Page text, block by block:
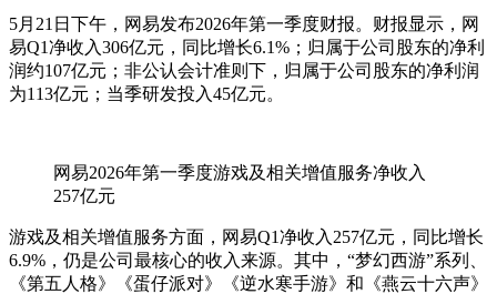
5月21日下午，网易发布2026年第一季度财报。财报显示，网
易Q1净收入306亿元，同比增长6.1%；归属于公司股东的净利
润约107亿元；非公认会计准则下，归属于公司股东的净利润
为113亿元；当季研发投入45亿元。
网易2026年第一季度游戏及相关增值服务净收入
257亿元
游戏及相关增值服务方面，网易Q1净收入257亿元，同比增长
6.9%，仍是公司最核心的收入来源。其中，“梦幻西游”系列、
《第五人格》《蛋仔派对》《逆水寒手游》和《燕云十六声》